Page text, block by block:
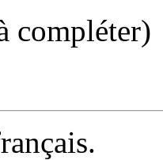
compléter)
.